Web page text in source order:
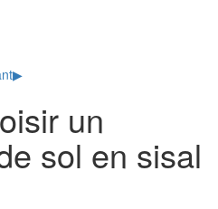
▶
un
sol en sisal